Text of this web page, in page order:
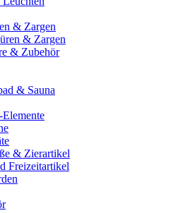
& Zargen
& Zargen
& Zubehör
& Sauna
& Zierartikel
Freizeitartikel